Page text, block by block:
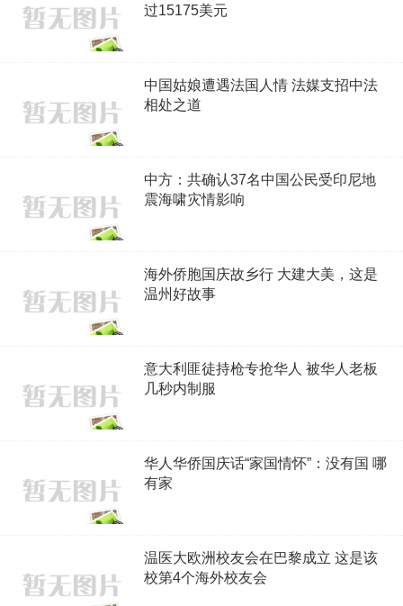
过15175美元
中国姑娘遭遇法国人情 法媒支招中法
相处之道
中方：共确认37名中国公民受印尼地
震海啸灾情影响
海外侨胞国庆故乡行 大建大美，这是
温州好故事
意大利匪徒持枪专抢华人 被华人老板
几秒内制服
华人华侨国庆话“家国情怀”：没有国 哪
有家
温医大欧洲校友会在巴黎成立 这是该
校第4个海外校友会